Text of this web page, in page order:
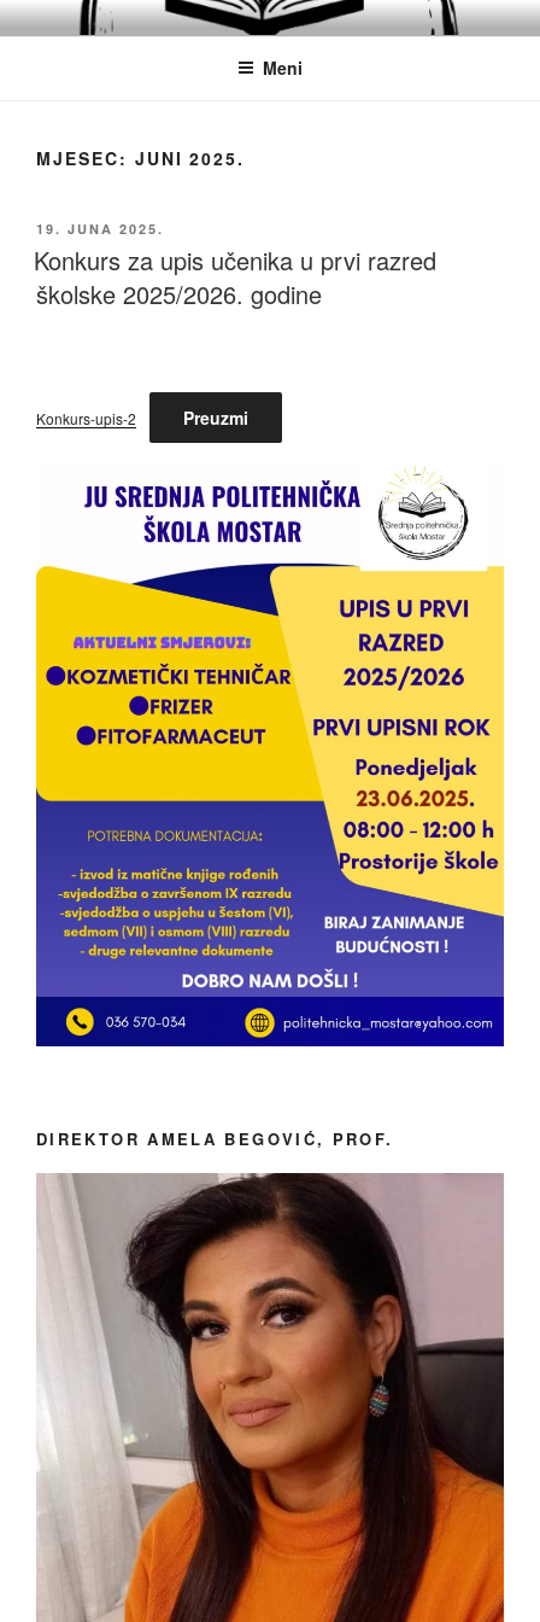
Idi
na
JU SREDNJA POLITEHNIČKA
ŠKOLA MOSTAR
Obrazovanje
Meni
MJESEC: JUNI 2025.
OBJAVLJENO
19. JUNA 2025.
Konkurs za upis učenika u prvi razred
školske 2025/2026. godine
Konkurs-upis-2 Preuzmi
DIREKTOR AMELA BEGOVIĆ, PROF.